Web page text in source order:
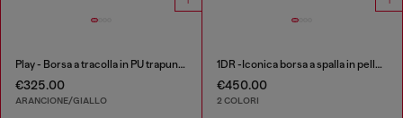
Play - Borsa a tracolla in PU trapuntato e traforato
€325.00
ARANCIONE/GIALLO
1DR -Iconica borsa a spalla in pelle con charms sul manico
€450.00
2 COLORI